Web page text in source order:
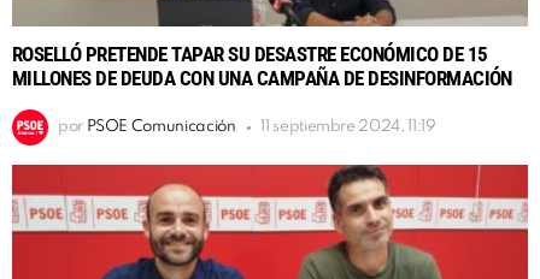
ROSELLÓ PRETENDE TAPAR SU DESASTRE ECONÓMICO DE 15
MILLONES DE DEUDA CON UNA CAMPAÑA DE DESINFORMACIÓN
por PSOE Comunicación 11 septiembre 2024, 11:19